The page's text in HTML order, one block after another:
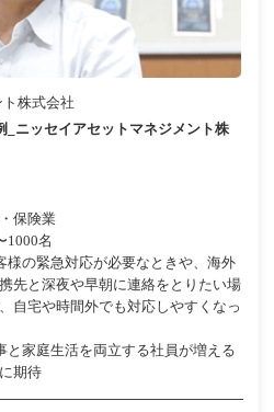
株式会社
_ニッセイアセットマネジメント株
保険業
1000名
様の緊急対応が必要なときや、海外
先と深夜や早朝に連絡をとりたい場
自宅や時間外でも対応しやすくなっ
と家庭生活を両立する社員が増える
期待